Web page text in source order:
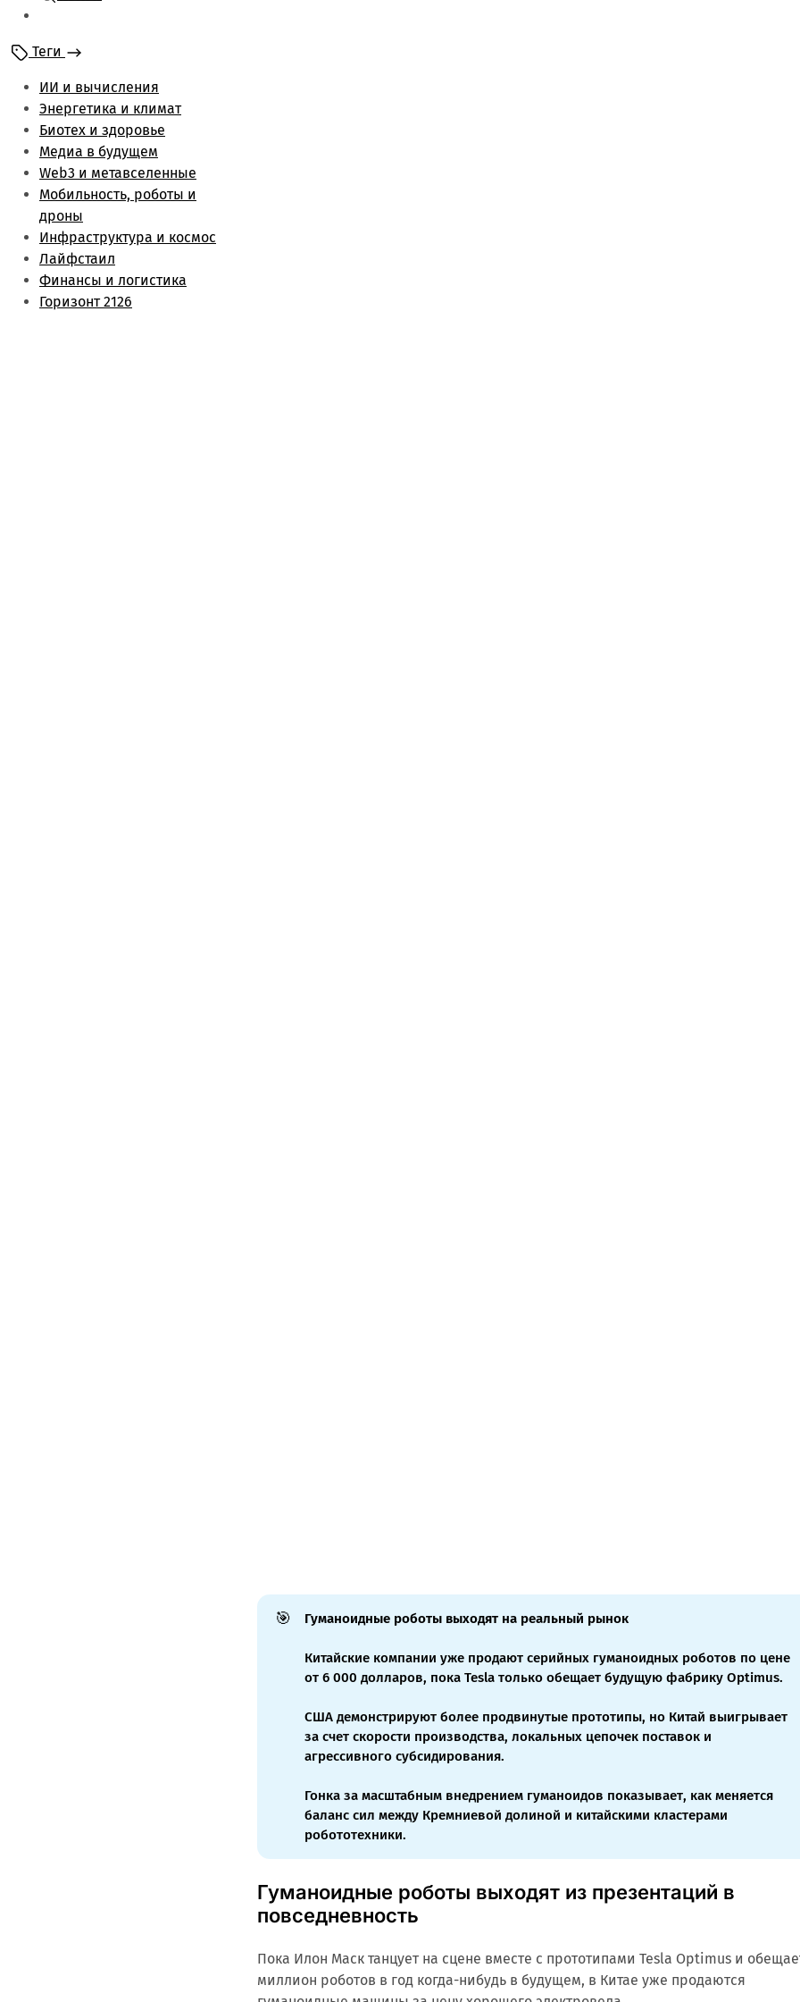
Энергетика и климат
Лайфстаил
Биотех и здоровье
Финансы и логистика
Метаверс и web3
Инфраструктура и
космос
Будущее медиа
Обзоры
Теги
ИИ и вычисления
Энергетика и климат
Биотех и здоровье
Медиа в будущем
Web3 и метавселенные
Мобильность, роботы и
дроны
Инфраструктура и космос
Лайфстаил
Финансы и логистика
Горизонт 2126
🎯 Гуманоидные роботы выходят на реальный рынок
Китайские компании уже продают серийных гуманоидных роботов по цене
от 6 000 долларов, пока Tesla только обещает будущую фабрику Optimus.
США демонстрируют более продвинутые прототипы, но Китай выигрывает
за счет скорости производства, локальных цепочек поставок и
агрессивного субсидирования.
Гонка за масштабным внедрением гуманоидов показывает, как меняется
баланс сил между Кремниевой долиной и китайскими кластерами
робототехники.
Гуманоидные роботы выходят из презентаций в
повседневность
Пока Илон Маск танцует на сцене вместе с прототипами Tesla Optimus и
миллион роботов в год когда-нибудь в будущем, в Китае уже продаются